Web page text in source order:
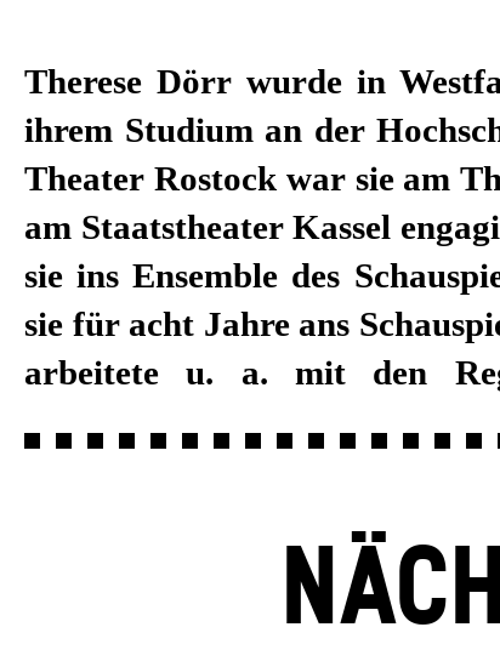
Therese Dörr wurde in
ihrem Studium an der
Theater Rostock war sie am
am Staatstheater Kassel
sie ins Ensemble des
sie für acht Jahre ans
arbeitete u. a. mit den
Kimmig, Roger Vontobel,
Bösch, Burkhard C.
Paul Koek, Jan Neumann,
Bodó und Schirin
am Tanztheater Pina
2018/19 ist sie fest am